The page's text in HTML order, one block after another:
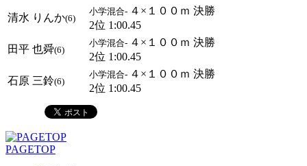
清水 りんか(6)
小学混合- ４×１００ｍ 決勝
2位 1:00.45
田平 也舜(6)
小学混合- ４×１００ｍ 決勝
2位 1:00.45
石原 三鈴(6)
小学混合- ４×１００ｍ 決勝
2位 1:00.45
PAGETOP